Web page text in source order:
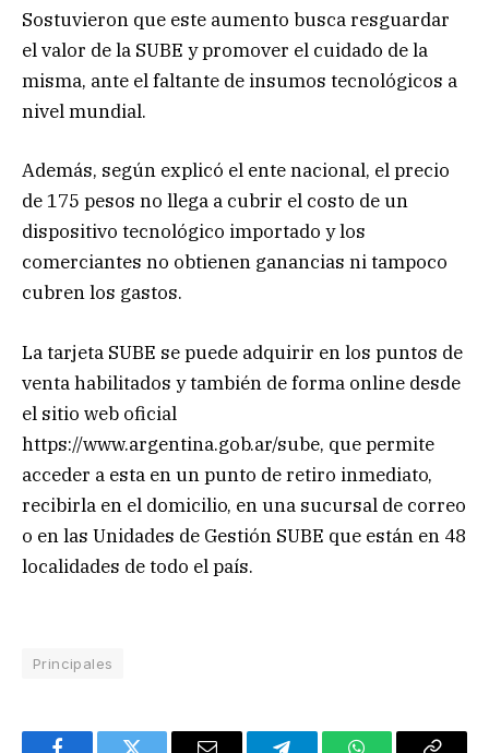
Sostuvieron que este aumento busca resguardar
el valor de la SUBE y promover el cuidado de la
misma, ante el faltante de insumos tecnológicos a
nivel mundial.
Además, según explicó el ente nacional, el precio
de 175 pesos no llega a cubrir el costo de un
dispositivo tecnológico importado y los
comerciantes no obtienen ganancias ni tampoco
cubren los gastos.
La tarjeta SUBE se puede adquirir en los puntos de
venta habilitados y también de forma online desde
el sitio web oficial
https://www.argentina.gob.ar/sube, que permite
acceder a esta en un punto de retiro inmediato,
recibirla en el domicilio, en una sucursal de correo
o en las Unidades de Gestión SUBE que están en 48
localidades de todo el país.
Principales